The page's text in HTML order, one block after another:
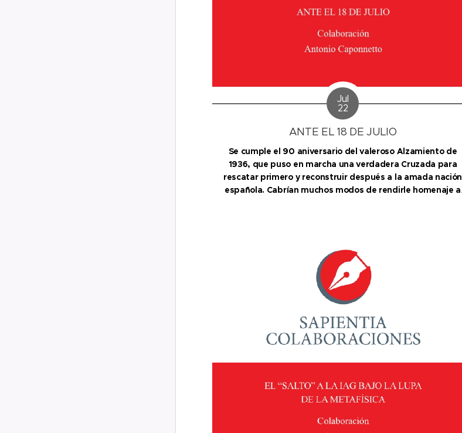
Jul
22
ANTE EL 18 DE JULIO
Se cumple el 90 aniversario del valeroso Alzamiento de
1936, que puso en marcha una verdadera Cruzada para
rescatar primero y reconstruir después a la amada nación
española. Cabrían muchos modos de rendirle homenaje a